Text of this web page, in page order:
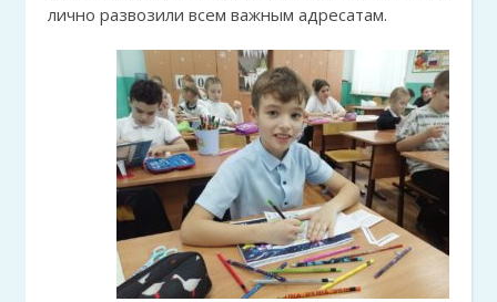
лично развозили всем важным адресатам.